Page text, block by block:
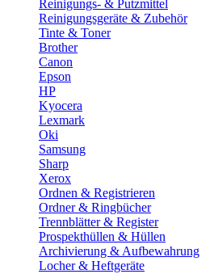
Reinigungs- & Putzmittel
Reinigungsgeräte & Zubehör
Tinte & Toner
Brother
Canon
Epson
HP
Kyocera
Lexmark
Oki
Samsung
Sharp
Xerox
Ordnen & Registrieren
Ordner & Ringbücher
Trennblätter & Register
Prospekthüllen & Hüllen
Archivierung & Aufbewahrung
Locher & Heftgeräte